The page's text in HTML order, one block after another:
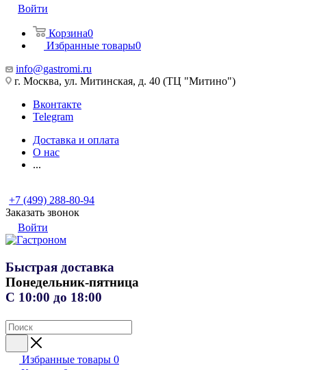
Войти
Корзина0
Избранные товары0
info@gastromi.ru
г. Москва, ул. Митинская, д. 40 (ТЦ "Митино")
Вконтакте
Telegram
Доставка и оплата
О нас
...
+7 (499) 288-80-94
Заказать звонок
Войти
Быстрая доставка
Понедельник-пятница
С 10:00 до 18:00
Избранные товары 0